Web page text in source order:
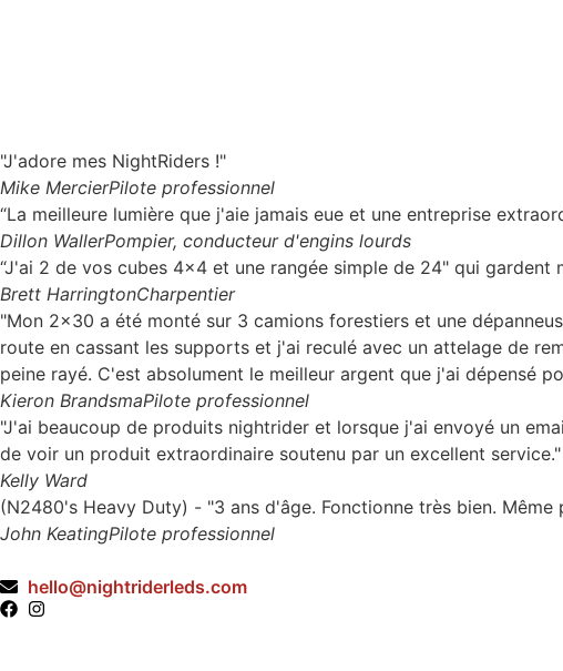
"J'adore mes NightRiders !"
Mike MercierPilote professionnel
“La meilleure lumière que j'aie jamais eue et une entreprise
Dillon WallerPompier, conducteur d'engins lourds
“J'ai 2 de vos cubes 4x4 et une rangée simple de 24" qui gardent
Brett HarringtonCharpentier
"Mon 2x30 a été monté sur 3 camions forestiers et une
route en cassant les supports et j'ai reculé avec un attelage de
peine rayé. C'est absolument le meilleur argent que j'ai dépensé
Kieron BrandsmaPilote professionnel
"J'ai beaucoup de produits nightrider et lorsque j'ai envoyé un
de voir un produit extraordinaire soutenu par un excellent service."
Kelly Ward
(N2480's Heavy Duty) - "3 ans d'âge. Fonctionne très bien. Même
John KeatingPilote professionnel
hello@nightriderleds.com